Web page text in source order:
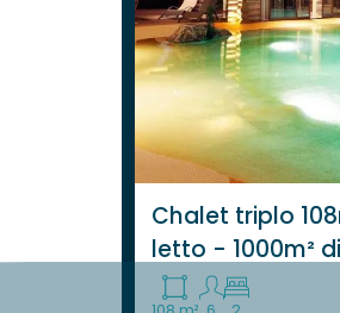
Chalet triplo
letto - 1000m²